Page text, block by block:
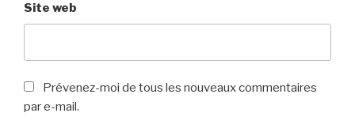
Site web
Prévenez-moi de tous les nouveaux commentaires
par e-mail.